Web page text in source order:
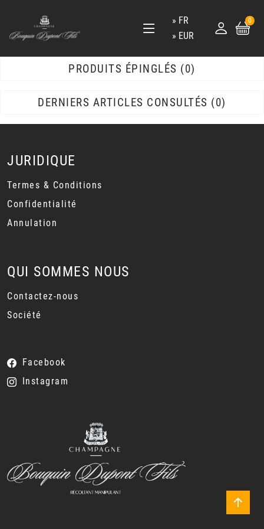
FR
EUR
0
PRODUITS ÉPINGLÉS 0
DERNIERS ARTICLES CONSULTÉS 0
JURIDIQUE
Termes & Conditions
Confidentialité
Annulation
QUI SOMMES NOUS
Contactez-nous
Société
Facebook
Instagram